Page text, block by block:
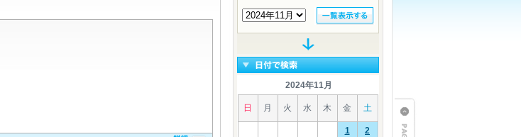
2024年11月
日 月 火 水 木 金 土
1
2